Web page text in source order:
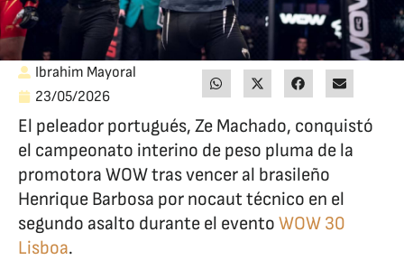
Ibrahim Mayoral
23/05/2026
El peleador portugués, Ze Machado, conquistó
el campeonato interino de peso pluma de la
promotora WOW tras vencer al brasileño
Henrique Barbosa por nocaut técnico en el
segundo asalto durante el evento WOW 30
Lisboa.